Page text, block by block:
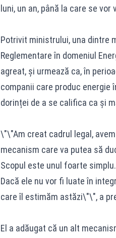
luni, un an, până la care se
Potrivit ministrului, una dintre
Reglementare în domeniul
agreat, și urmează ca, în
companii care produc energie
dorinței de a se califica ca și
\"\"Am creat cadrul legal,
mecanism care va putea să
Scopul este unul foarte
Dacă ele nu vor fi luate în
care îl estimăm astăzi\"\", a
El a adăugat că un alt